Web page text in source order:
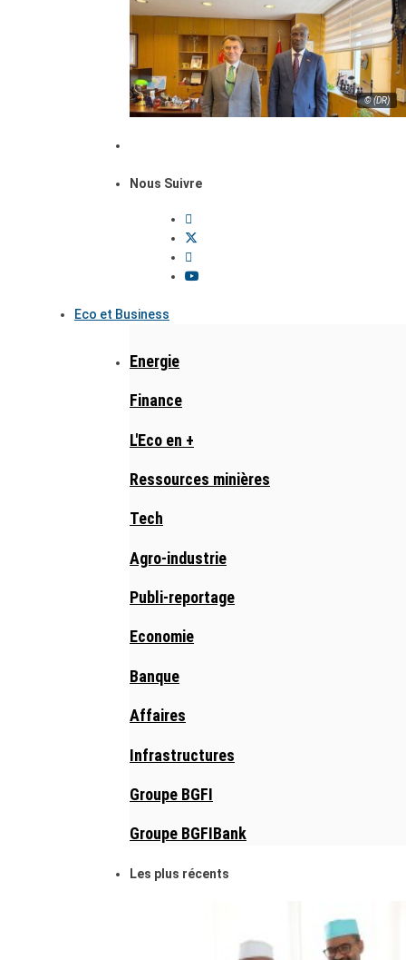
© (DR)
Nous Suivre
Eco et Business
Energie
Finance
L'Eco en +
Ressources minières
Tech
Agro-industrie
Publi-reportage
Economie
Banque
Affaires
Infrastructures
Groupe BGFI
Groupe BGFIBank
Les plus récents